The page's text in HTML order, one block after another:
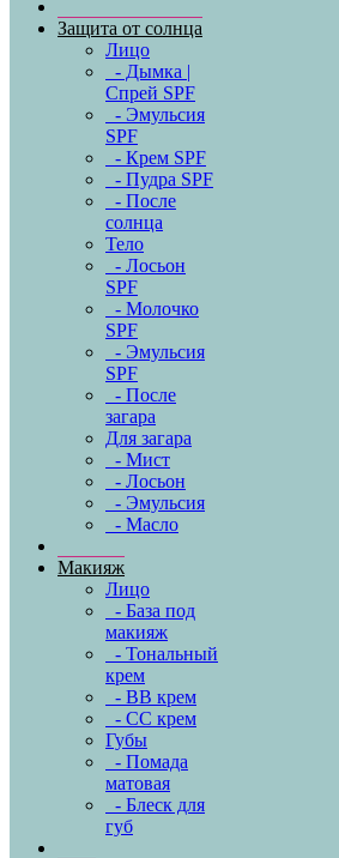
Защита от солнца
Лицо
- Дымка |
Спрей SPF
- Эмульсия
SPF
- Крем SPF
- Пудра SPF
- После
солнца
Тело
- Лосьон
SPF
- Молочко
SPF
- Эмульсия
SPF
- После
загара
Для загара
- Мист
- Лосьон
- Эмульсия
- Масло
Макияж
Лицо
- База под
макияж
- Тональный
крем
- BB крем
- CC крем
Губы
- Помада
матовая
- Блеск для
губ